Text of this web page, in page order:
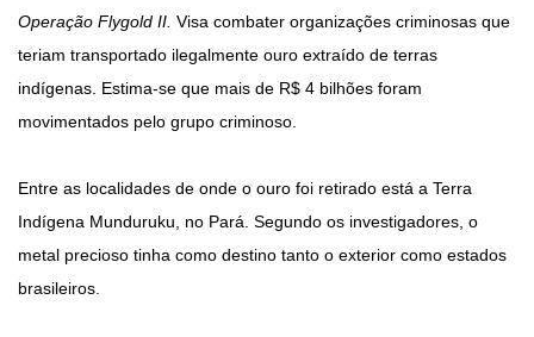
Operação Flygold II. Visa combater organizações criminosas que
teriam transportado ilegalmente ouro extraído de terras
indígenas. Estima-se que mais de R$ 4 bilhões foram
movimentados pelo grupo criminoso.
Entre as localidades de onde o ouro foi retirado está a Terra
Indígena Munduruku, no Pará. Segundo os investigadores, o
metal precioso tinha como destino tanto o exterior como estados
brasileiros.